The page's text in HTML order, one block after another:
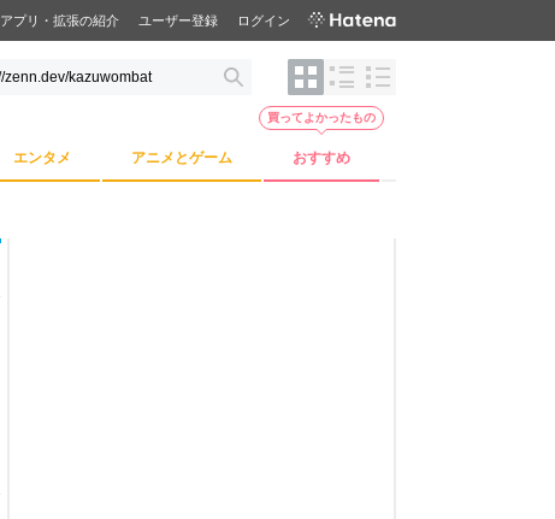
アプリ・拡張の紹介 ユーザー登録 ログイン
エンタメ アニメとゲーム おすすめ
買ってよかったもの